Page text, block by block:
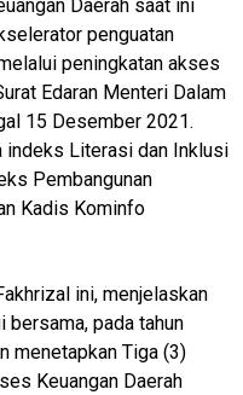
Daerah saat ini
penguatan
peningkatan akses
Edaran Menteri Dalam
15 Desember 2021.
indeks Literasi dan Inklusi
Pembangunan
Kadis Kominfo
ini, menjelaskan
bersama, pada tahun
menetapkan Tiga (3)
Keuangan Daerah